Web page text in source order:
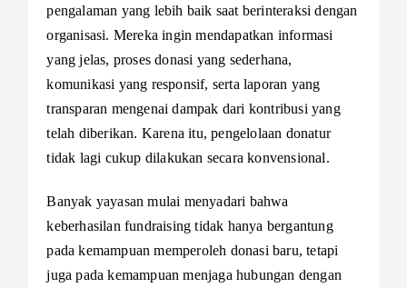
pengalaman yang lebih baik saat berinteraksi dengan
organisasi. Mereka ingin mendapatkan informasi
yang jelas, proses donasi yang sederhana,
komunikasi yang responsif, serta laporan yang
transparan mengenai dampak dari kontribusi yang
telah diberikan. Karena itu, pengelolaan donatur
tidak lagi cukup dilakukan secara konvensional.
Banyak yayasan mulai menyadari bahwa
keberhasilan fundraising tidak hanya bergantung
pada kemampuan memperoleh donasi baru, tetapi
juga pada kemampuan menjaga hubungan dengan